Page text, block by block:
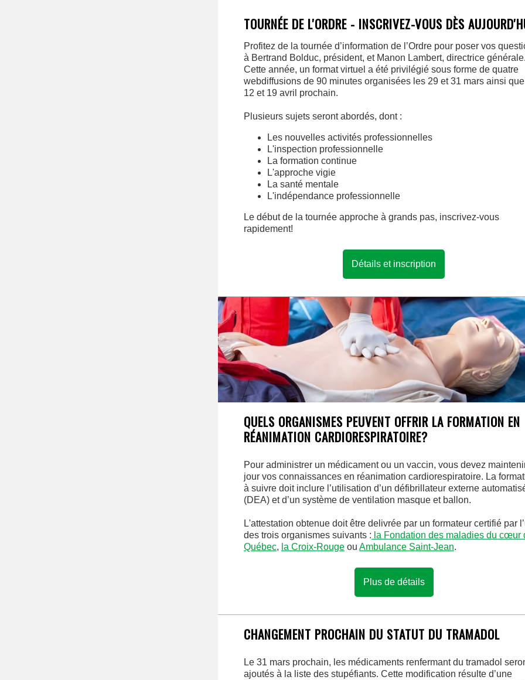
TOURNÉE DE L'ORDRE - INSCRIVEZ-VOUS DÈS
Profitez de la tournée d’information de l’Ordre pour poser vos
à Bertrand Bolduc, président, et Manon Lambert, directrice générale.
Cette année, un format virtuel a été privilégié sous forme de quatre
webdiffusions de 90 minutes organisées les 29 et 31 mars ainsi
12 et 19 avril prochain.
Plusieurs sujets seront abordés, dont :
Les nouvelles activités professionnelles
L'inspection professionnelle
La formation continue
L'approche vigie
La santé mentale
L'indépendance professionnelle
Le début de la tournée approche à grands pas, inscrivez-vous
rapidement!
Détails et inscription
QUELS ORGANISMES PEUVENT OFFRIR LA FORMATION EN
RÉANIMATION CARDIORESPIRATOIRE?
Pour administrer un médicament ou un vaccin, vous devez
jour vos connaissances en réanimation cardiorespiratoire. La
à suivre doit inclure l’utilisation d’un défibrillateur externe
(DEA) et d’un système de ventilation masque et ballon.
L'attestation obtenue doit être delivrée par un formateur certifié par
des trois organismes suivants : la Fondation des maladies du cœur
Québec, la Croix-Rouge ou Ambulance Saint-Jean.
Plus de détails
CHANGEMENT PROCHAIN DU STATUT DU TRAMADOL
Le 31 mars prochain, les médicaments renfermant du tramadol
ajoutés à la liste des stupéfiants. Cette modification résulte d’une